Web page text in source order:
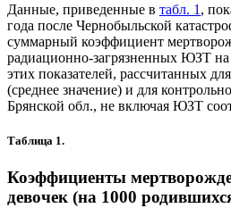
Данные, приведенные в табл. 1 ,
года после Чернобыльской
суммарный коэффициент
радиационно-загрязненных ЮЗТ
этих показателей, рассчитанных
(среднее значение) и для
Брянской обл., не включая ЮЗТ
Таблица 1.
Коэффициенты
девочек (на 1000